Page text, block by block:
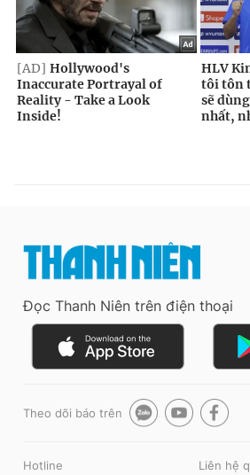
Đọc Thanh Niên trên điện thoại
Theo dõi báo trên
Hotline Liên hệ